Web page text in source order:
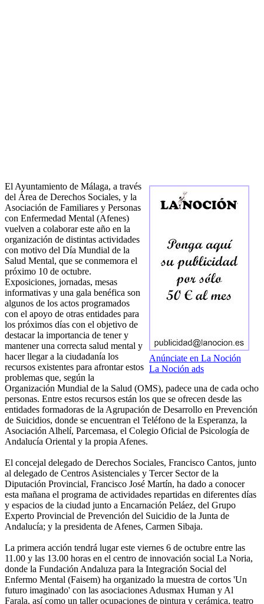
Anúnciate en La Noción
La Noción ads
El Ayuntamiento de Málaga, a través
del Área de Derechos Sociales, y la
Asociación de Familiares y Personas
con Enfermedad Mental (Afenes)
vuelven a colaborar este año en la
organización de distintas actividades
con motivo del Día Mundial de la
Salud Mental, que se conmemora el
próximo 10 de octubre.
Exposiciones, jornadas, mesas
informativas y una gala benéfica son
algunos de los actos programados
con el apoyo de otras entidades para
los próximos días con el objetivo de
destacar la importancia de tener y
mantener una correcta salud mental y
hacer llegar a la ciudadanía los
recursos existentes para afrontar estos
problemas que, según la
Organización Mundial de la Salud (OMS), padece una de cada ocho
personas. Entre estos recursos están los que se ofrecen desde las
entidades formadoras de la Agrupación de Desarrollo en Prevención
de Suicidios, donde se encuentran el Teléfono de la Esperanza, la
Asociación Alhelí, Parcemasa, el Colegio Oficial de Psicología de
Andalucía Oriental y la propia Afenes.
El concejal delegado de Derechos Sociales, Francisco Cantos, junto
al delegado de Centros Asistenciales y Tercer Sector de la
Diputación Provincial, Francisco José Martín, ha dado a conocer
esta mañana el programa de actividades repartidas en diferentes días
y espacios de la ciudad junto a Encarnación Peláez, del Grupo
Experto Provincial de Prevención del Suicidio de la Junta de
Andalucía; y la presidenta de Afenes, Carmen Sibaja.
La primera acción tendrá lugar este viernes 6 de octubre entre las
11.00 y las 13.00 horas en el centro de innovación social La Noria,
donde la Fundación Andaluza para la Integración Social del
Enfermo Mental (Faisem) ha organizado la muestra de cortos 'Un
futuro imaginado' con las asociaciones Adusmax Human y Al
Farala, así como un taller ocupaciones de pintura y cerámica, teatro